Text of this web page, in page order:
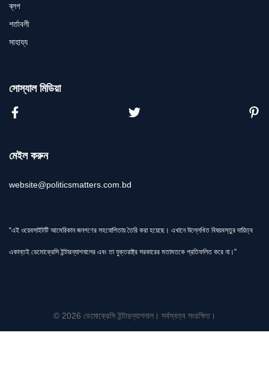
ব্লগ
শর্তাবলী
সাহায্য
সোস্যাল মিডিয়া
মেইল করুন
website@politicsmatters.com.bd
“এই ওয়েবসাইটটি আমেরিকান জনগণের সহযোগিতায় তৈরি করা হয়েছে। এখানে উল্লেখিত বিষয়বস্তুর দায়িত্ব
একান্তই ডেমোক্রেসি ইন্টারন্যাশনালের এবং তা যুক্তরাষ্ট্র সরকারের মতামতকে প্রতিফলিত করে না।”
© 2026 ডেমোক্রেসি ইন্টারন্যাশনাল। সর্বস্বত্ব সংরক্ষিত।